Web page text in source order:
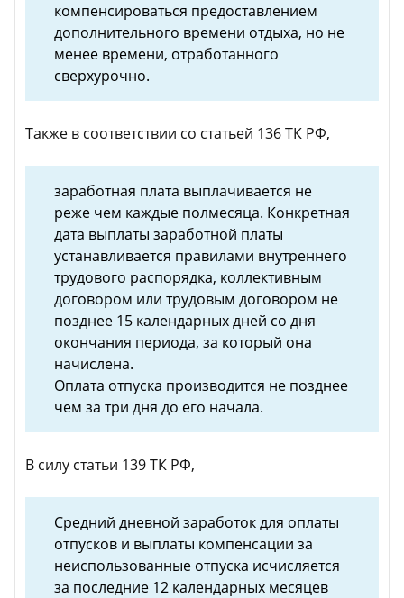
компенсироваться предоставлением
дополнительного времени отдыха, но не
менее времени, отработанного
сверхурочно.
Также в соответствии со статьей 136 ТК РФ,
заработная плата выплачивается не
реже чем каждые полмесяца. Конкретная
дата выплаты заработной платы
устанавливается правилами внутреннего
трудового распорядка, коллективным
договором или трудовым договором не
позднее 15 календарных дней со дня
окончания периода, за который она
начислена.
Оплата отпуска производится не позднее
чем за три дня до его начала.
В силу статьи 139 ТК РФ,
Средний дневной заработок для оплаты
отпусков и выплаты компенсации за
неиспользованные отпуска исчисляется
за последние 12 календарных месяцев